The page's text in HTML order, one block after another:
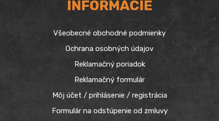
INFORMÁCIE
Všeobecné obchodné podmienky
Ochrana osobných údajov
Reklamačný poriadok
Reklamačný formulár
Môj účet / prihlásenie / registrácia
Formulár na odstúpenie od zmluvy